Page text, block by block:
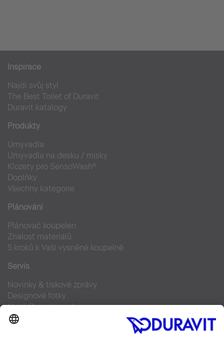
Inspirace
Najdi svůj styl
The Best Toilet of Duravit
Duravit katalogy
Produkty
Umyvadla
Umyvadla na desku / misky
Klozety pro SensoWash®
Doplňky
Všechny kategorie
Plánování
Plánovač koupelen
Znalost materiálů
5 kroků k Vaší vysněné koupelně
Servis
Novinky & tiskové zprávy
Designové fotky
Najdi Duravit prodejce
Často kladené otázky